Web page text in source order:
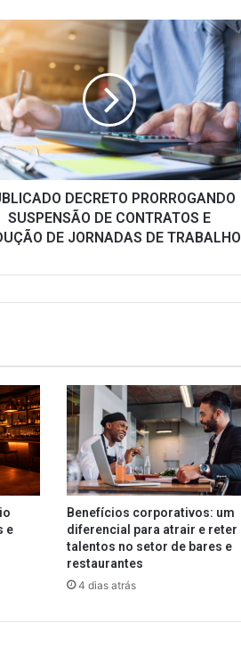
DECRETO PRORROGANDO
SUSPENSÃO DE CONTRATOS E
DE JORNADAS DE TRABALHO
e
Benefícios corporativos: um
diferencial para atrair e reter
talentos no setor de bares e
restaurantes
4 dias atrás